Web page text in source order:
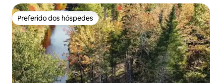
Preferido dos hóspedes
Preferido dos hóspedes